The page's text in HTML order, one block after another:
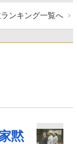
ンキング一覧へ
黙